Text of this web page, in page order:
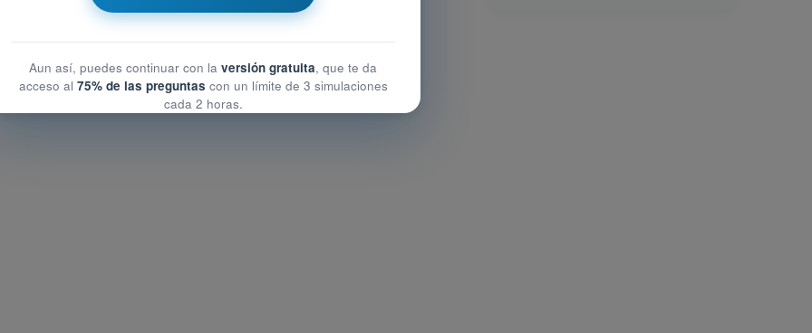
Aun así, puedes continuar con la versión gratuita, que te da
acceso al 75% de las preguntas con un límite de 3 simulaciones
cada 2 horas.